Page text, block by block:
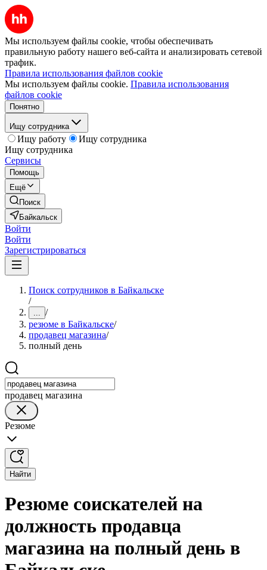
Мы используем файлы cookie, чтобы обеспечивать
правильную работу нашего веб-сайта и анализировать сетевой
трафик.
Правила использования файлов cookie
Мы используем файлы cookie. Правила использования
файлов cookie
Понятно
Ищу сотрудника
Ищу работу
Ищу сотрудника
Ищу сотрудника
Сервисы
Помощь
Ещё
Поиск
Байкальск
Войти
Войти
Зарегистрироваться
Поиск сотрудников в Байкальске
/
... /
резюме в Байкальске/
продавец магазина/
полный день
продавец магазина
Резюме
Найти
Резюме соискателей на
должность продавца
магазина на полный день в